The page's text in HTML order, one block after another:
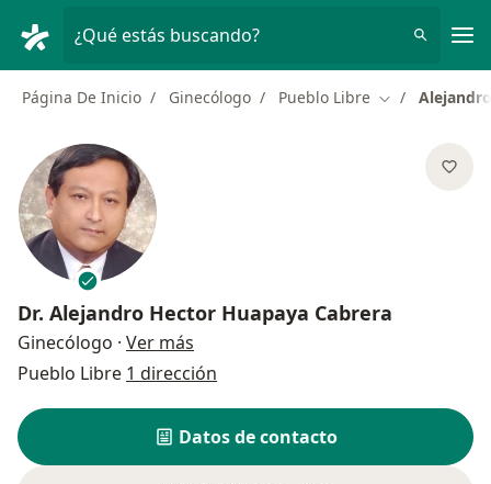
¿Qué estás buscando?
Página De Inicio Ginecólogo Pueblo Libre Cambiar de
Dr. Alejandro Hector Huapaya Cabrera
Ginecólogo · Ver más
Pueblo Libre 1 dirección
Datos de contacto